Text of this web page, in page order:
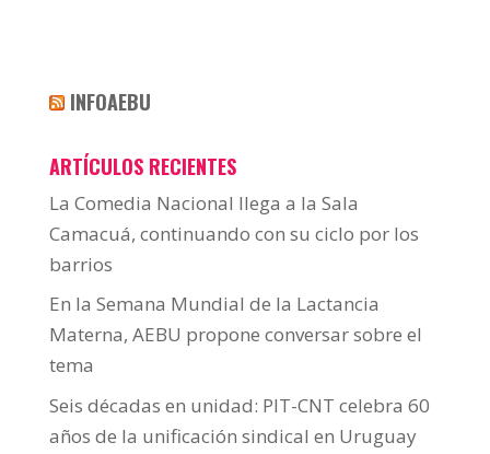
INFOAEBU
ARTÍCULOS RECIENTES
La Comedia Nacional llega a la Sala
Camacuá, continuando con su ciclo por los
barrios
En la Semana Mundial de la Lactancia
Materna, AEBU propone conversar sobre el
tema
Seis décadas en unidad: PIT-CNT celebra 60
años de la unificación sindical en Uruguay